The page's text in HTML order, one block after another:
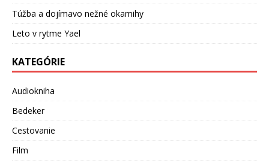
Túžba a dojímavo nežné okamihy
Leto v rytme Yael
KATEGÓRIE
Audiokniha
Bedeker
Cestovanie
Film